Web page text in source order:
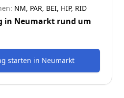
NM, PAR, BEI, HIP, RID
in Neumarkt rund um
starten in Neumarkt